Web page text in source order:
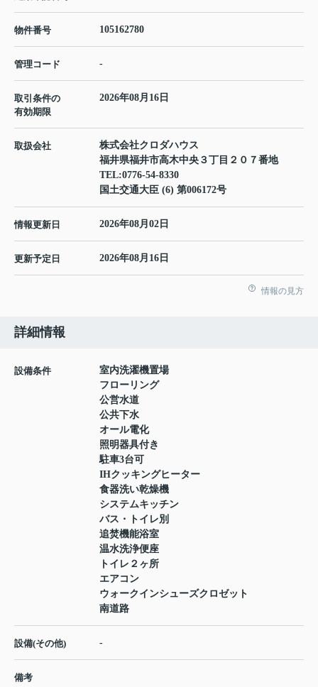
物件番号 105162780
管理コード -
取引条件の
有効期限
2026年08月16日
取扱会社
株式会社クロダハウス
福井県福井市高木中央３丁目２０７番地
TEL:0776-54-8330
国土交通大臣 (6) 第006172号
情報更新日 2026年08月02日
更新予定日 2026年08月16日
情報の見方
詳細情報
設備条件
室内洗濯機置場
フローリング
公営水道
公共下水
オール電化
照明器具付き
駐車3台可
IHクッキングヒーター
食器洗い乾燥機
システムキッチン
バス・トイレ別
追焚機能浴室
温水洗浄便座
トイレ２ヶ所
エアコン
ウォークインシューズクロゼット
南道路
設備(その他) -
備考